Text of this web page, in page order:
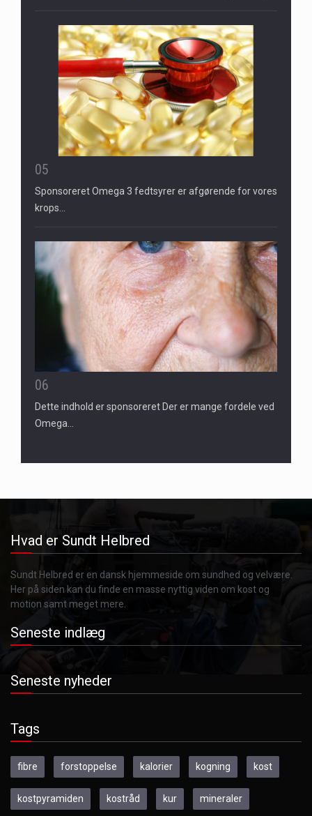
05
Sponsoreret Omega 3 fedtsyrer er afgørende for vores
krops…
06
Dette indhold er sponsoreret Der er mange fordele ved
Omega…
Hvad er Sundt Helbred
Sundt Helbred er en dansk hjemmeside om sundhed og velvære.
Her på siden kan du finde en masse nyttig viden om kost og
motion samt meget mere.
Seneste indlæg
Seneste nyheder
Tags
fibre forstoppelse kalorier kogning kost
kostpyramiden kostråd kur mineraler